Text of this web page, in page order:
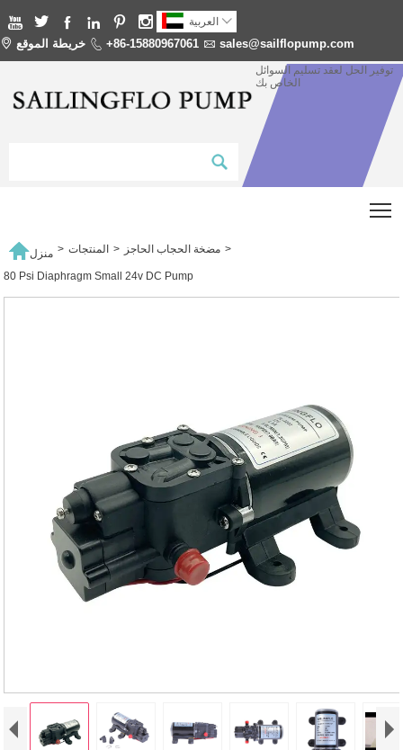
      العربية 
 خريطة الموقع  +86-15880967061  sales@sailflopump.com
توفير الحل لعقد تسليم السوائل
الخاص بك
منزل > المنتجات > مضخة الحجاب الحاجز >
80 Psi Diaphragm Small 24v DC Pump